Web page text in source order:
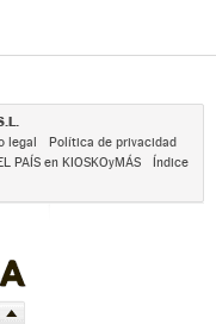
legal
Política de privacidad
PAÍS en KIOSKOyMÁS
Índice